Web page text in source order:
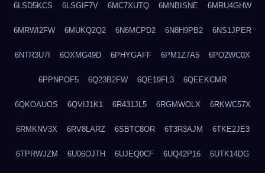
6LSD5KCS 6LSGIF7V 6MC7XUTQ 6MNBISNE 6MRU4GHW
6MRWI2FW 6MUKQ2Q2 6N6MCPD2 6N8H9PB2 6NS1JPER
6NTR3U7I 6OXMG49D 6PHYGAFF 6PM1Z7A5 6PO2WC0X
6PPNPOF5 6Q23B2FW 6QE19FL3 6QEEKCMR
6QKOAUOS 6QVIJ1K1 6R431JL5 6RGMWOLX 6RKWC57X
6RMKNV3X 6RV8LARZ 6SBTC8OR 6T3R3AJM 6TKE2JE3
6TPRWJZM 6U06OJTH 6UJEQ0CF 6UQ42P16 6UTK14DG